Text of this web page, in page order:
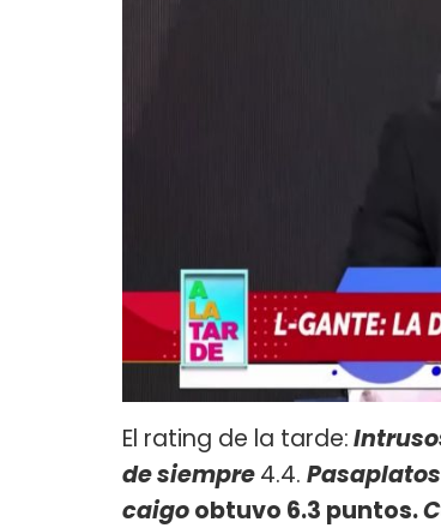
El rating de la tarde:
desiempre4.4. Pasaplatos
caigoobtuvo 6.3 puntos.